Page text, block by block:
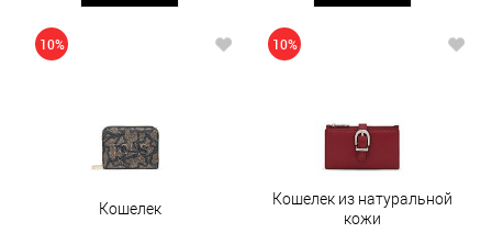
10%
Кошелек
10%
Кошелек из натуральной
кожи